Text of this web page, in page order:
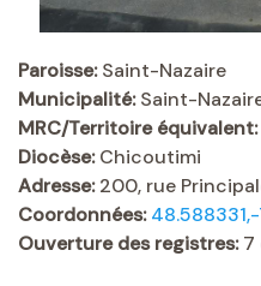
Paroisse:Saint-Nazaire
Municipalité:Saint-
MRC/Territoire équivalent:
Diocèse:Chicoutimi
Adresse:200, rue
Coordonnées:
Ouverture des registres:7